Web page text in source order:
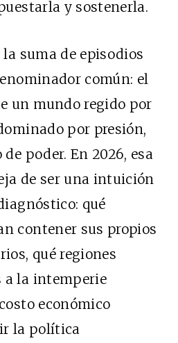
y sostenerla.
suma de episodios
común: el
un mundo regido por
por presión,
poder. En 2026, esa
de ser una intuición
qué
contener sus propios
qué regiones
a la intemperie
económico
la política